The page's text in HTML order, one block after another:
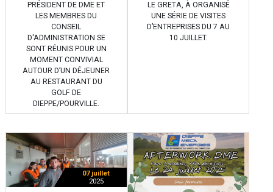
PRÉSIDENT DE DME ET
LES MEMBRES DU
CONSEIL
D'ADMINISTRATION SE
SONT RÉUNIS POUR UN
MOMENT CONVIVIAL
AUTOUR D’UN DÉJEUNER
AU RESTAURANT DU
GOLF DE
DIEPPE/POURVILLE.
LE GRETA, À ORGANISÉ
UNE SÉRIE DE VISITES
D’ENTREPRISES DU 7 AU
10 JUILLET.
07 juillet
2025